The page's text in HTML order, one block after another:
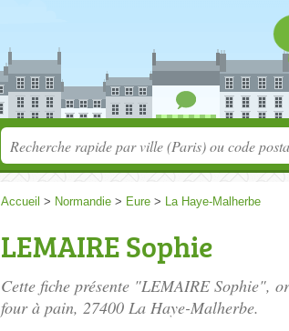
Accueil > Normandie > Eure > La Haye-Malherbe
LEMAIRE Sophie
Cette fiche présente "LEMAIRE Sophie",
four à pain, 27400 La Haye-Malherbe.